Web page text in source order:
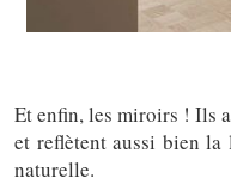
Et enfin, les miroirs ! Ils
et reflètent aussi bien
naturelle.